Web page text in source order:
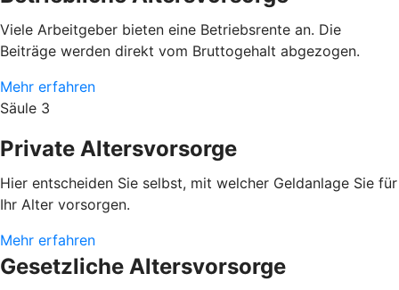
Viele Arbeitgeber bieten eine Betriebsrente an. Die
Beiträge werden direkt vom Bruttogehalt abgezogen.
Mehr erfahren
Säule 3
Private Altersvorsorge
Hier entscheiden Sie selbst, mit welcher Geldanlage Sie für
Ihr Alter vorsorgen.
Mehr erfahren
Gesetzliche Altersvorsorge